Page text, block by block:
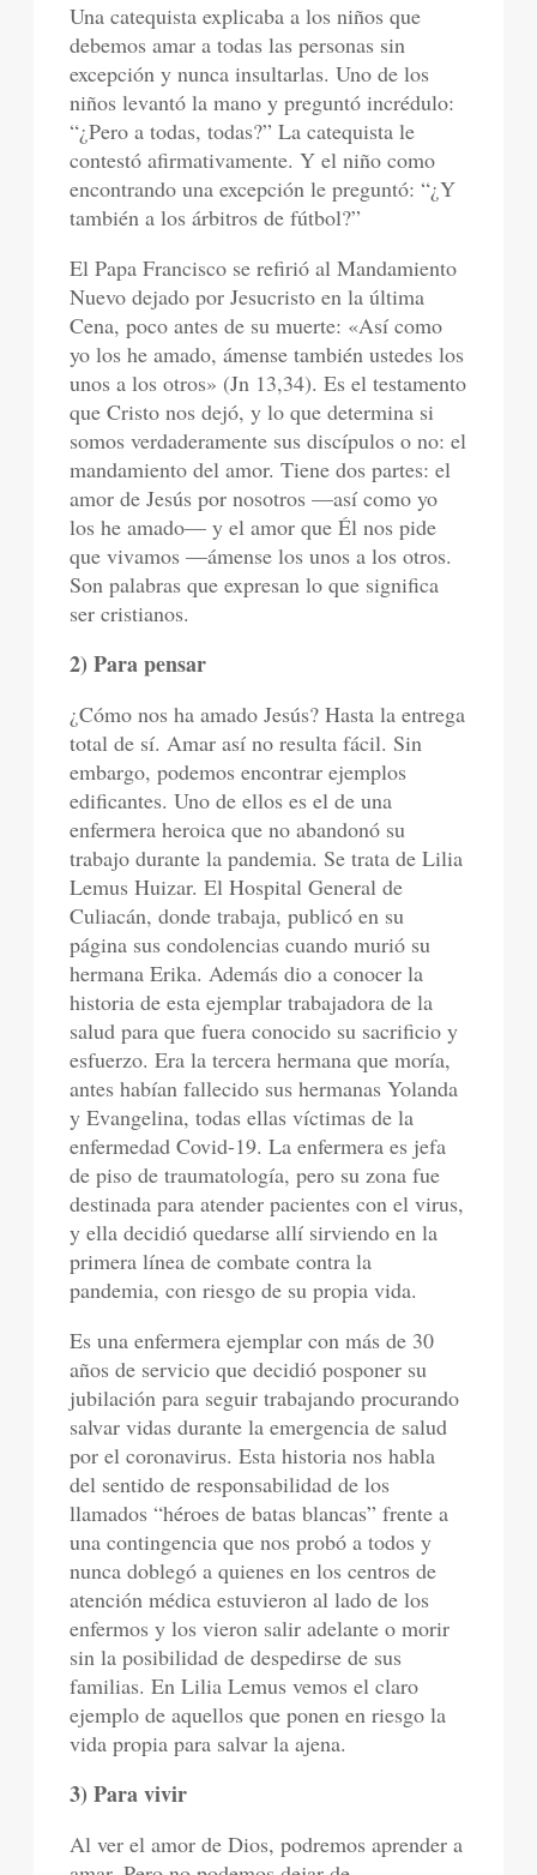
Una catequista explicaba a los niños que
debemos amar a todas las personas sin
excepción y nunca insultarlas. Uno de los
niños levantó la mano y preguntó incrédulo:
“¿Pero a todas, todas?” La catequista le
contestó afirmativamente. Y el niño como
encontrando una excepción le preguntó: “¿Y
también a los árbitros de fútbol?”
El Papa Francisco se refirió al Mandamiento
Nuevo dejado por Jesucristo en la última
Cena, poco antes de su muerte: «Así como
yo los he amado, ámense también ustedes los
unos a los otros» (Jn 13,34). Es el testamento
que Cristo nos dejó, y lo que determina si
somos verdaderamente sus discípulos o no: el
mandamiento del amor. Tiene dos partes: el
amor de Jesús por nosotros —así como yo
los he amado— y el amor que Él nos pide
que vivamos —ámense los unos a los otros.
Son palabras que expresan lo que significa
ser cristianos.
2) Para pensar
¿Cómo nos ha amado Jesús? Hasta la entrega
total de sí. Amar así no resulta fácil. Sin
embargo, podemos encontrar ejemplos
edificantes. Uno de ellos es el de una
enfermera heroica que no abandonó su
trabajo durante la pandemia. Se trata de Lilia
Lemus Huizar. El Hospital General de
Culiacán, donde trabaja, publicó en su
página sus condolencias cuando murió su
hermana Erika. Además dio a conocer la
historia de esta ejemplar trabajadora de la
salud para que fuera conocido su sacrificio y
esfuerzo. Era la tercera hermana que moría,
antes habían fallecido sus hermanas Yolanda
y Evangelina, todas ellas víctimas de la
enfermedad Covid-19. La enfermera es jefa
de piso de traumatología, pero su zona fue
destinada para atender pacientes con el virus,
y ella decidió quedarse allí sirviendo en la
primera línea de combate contra la
pandemia, con riesgo de su propia vida.
Es una enfermera ejemplar con más de 30
años de servicio que decidió posponer su
jubilación para seguir trabajando procurando
salvar vidas durante la emergencia de salud
por el coronavirus. Esta historia nos habla
del sentido de responsabilidad de los
llamados “héroes de batas blancas” frente a
una contingencia que nos probó a todos y
nunca doblegó a quienes en los centros de
atención médica estuvieron al lado de los
enfermos y los vieron salir adelante o morir
sin la posibilidad de despedirse de sus
familias. En Lilia Lemus vemos el claro
ejemplo de aquellos que ponen en riesgo la
vida propia para salvar la ajena.
3) Para vivir
Al ver el amor de Dios, podremos aprender a